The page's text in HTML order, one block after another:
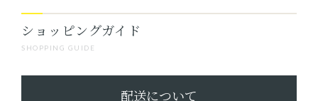
SHOPPING GUIDE
ショッピングガイド
配送について